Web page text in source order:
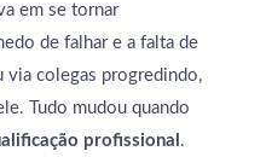
em se tornar
de falhar e a falta de
via colegas progredindo,
Tudo mudou quando
profissional .